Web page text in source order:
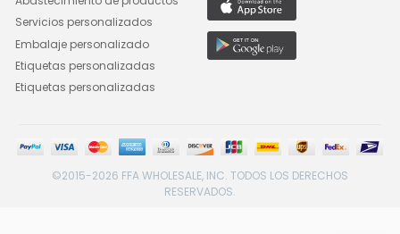
Servicios personalizados
Embalaje personalizado
Etiquetas personalizadas
Etiquetas personalizadas
©2015-2026 FFA WHOLESALE, INC. TODOS LOS DERECHOS
RESERVADOS.